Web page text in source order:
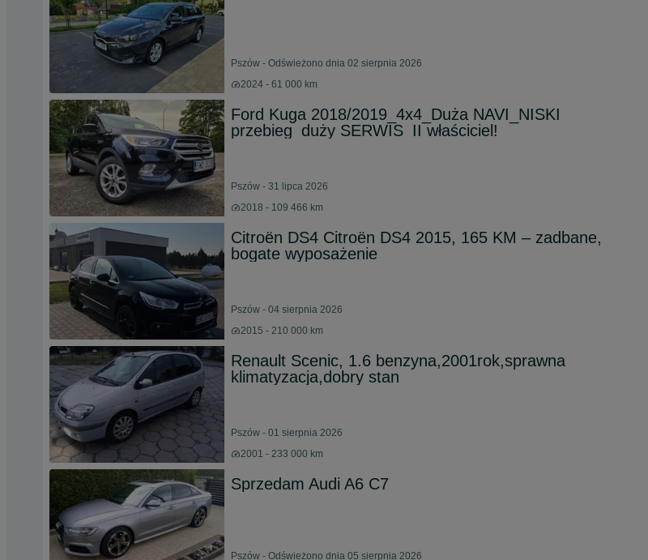
Pszów - Odświeżono dnia 02 sierpnia 2026
2024 - 61 000 km
Ford Kuga 2018/2019_4x4_Duża NAVI_NISKI
przebieg_duży SERWIS_II właściciel!
Pszów - 31 lipca 2026
2018 - 109 466 km
Citroën DS4 Citroën DS4 2015, 165 KM – zadbane,
bogate wyposażenie
Pszów - 04 sierpnia 2026
2015 - 210 000 km
Renault Scenic, 1.6 benzyna,2001rok,sprawna
klimatyzacja,dobry stan
Pszów - 01 sierpnia 2026
2001 - 233 000 km
Sprzedam Audi A6 C7
Pszów - Odświeżono dnia 05 sierpnia 2026